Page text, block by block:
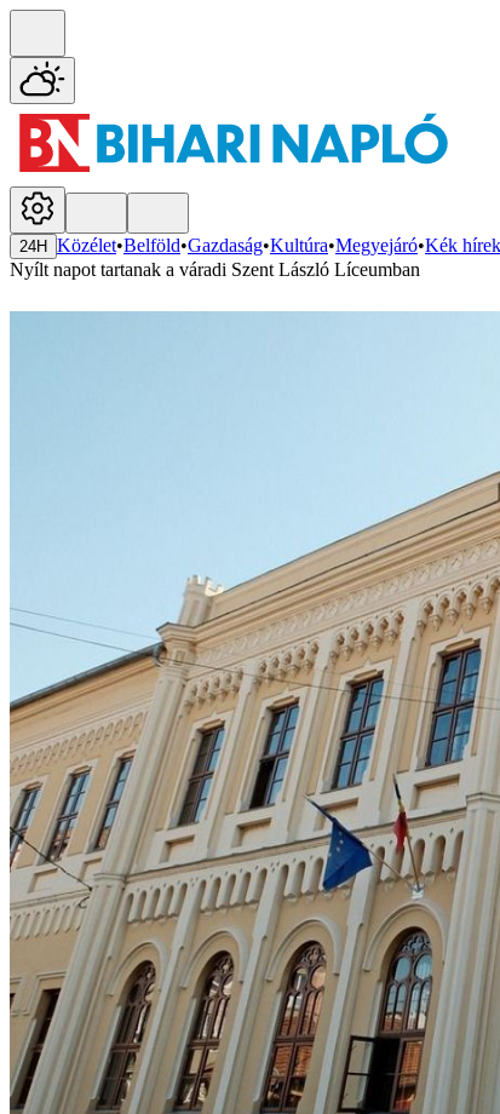
24H Közélet•Belföld•Gazdaság•Kultúra•Megyejáró•Kék hírek
Nyílt napot tartanak a váradi Szent László Líceumban